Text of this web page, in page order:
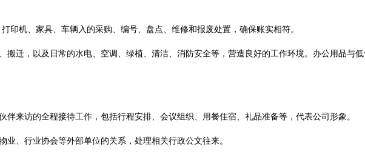
印机、家具、车辆入的采购、编号、盘点、维修和报废处置，确保账实相符。
搬迁，以及日常的水电、空调、绿植、清洁、消防安全等，营造良好的工作环境。办公用品与
伴来访的全程接待工作，包括行程安排、会议组织、用餐住宿、礼品准备等，代表公司形象。
业、行业协会等外部单位的关系，处理相关行政公文往来。